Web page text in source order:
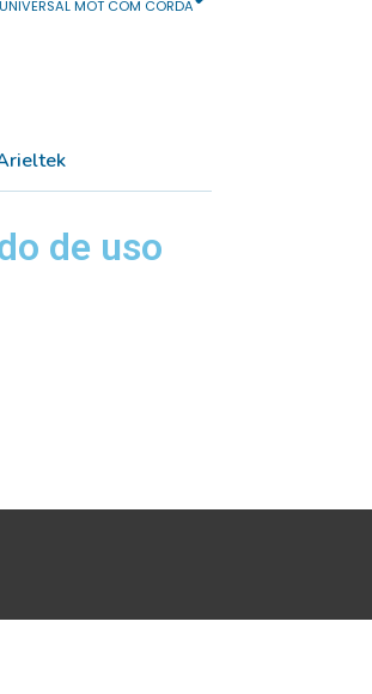
MOT COM CORDA
de uso